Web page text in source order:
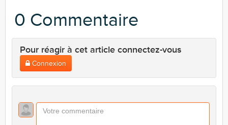
0 Commentaire
Pour réagir à cet article connectez-vous
Connexion